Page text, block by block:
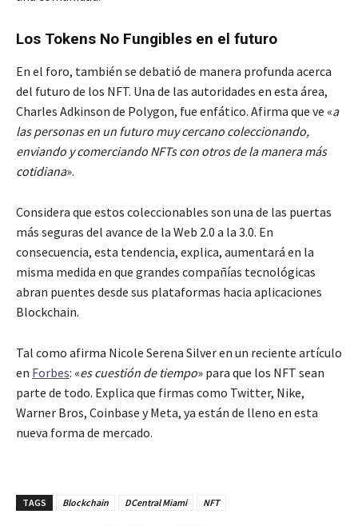
Los Tokens No Fungibles en el futuro
En el foro, también se debatió de manera profunda acerca
del futuro de los NFT. Una de las autoridades en esta área,
Charles Adkinson de Polygon, fue enfático. Afirma que ve «a
las personas en un futuro muy cercano coleccionando,
enviando y comerciando NFTs con otros de la manera más
cotidiana».
Considera que estos coleccionables son una de las puertas
más seguras del avance de la Web 2.0 a la 3.0. En
consecuencia, esta tendencia, explica, aumentará en la
misma medida en que grandes compañías tecnológicas
abran puentes desde sus plataformas hacia aplicaciones
Blockchain.
Tal como afirma Nicole Serena Silver en un reciente artículo
en Forbes: «es cuestión de tiempo» para que los NFT sean
parte de todo. Explica que firmas como Twitter, Nike,
Warner Bros, Coinbase y Meta, ya están de lleno en esta
nueva forma de mercado.
TAGS Blockchain DCentral Miami NFT